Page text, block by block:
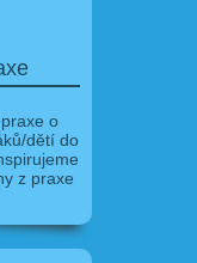
o
dětí do
z praxe